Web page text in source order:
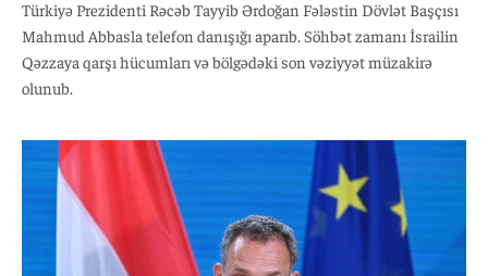
Türkiyə Prezidenti Rəcəb Tayyib Ərdoğan Fələstin Dövlət Başçısı
Mahmud Abbasla telefon danışığı aparıb. Söhbət zamanı İsrailin
Qəzzaya qarşı hücumları və bölgədəki son vəziyyət müzakirə
olunub.